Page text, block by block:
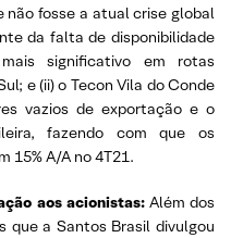
não fosse a atual crise global
da falta de disponibilidade
significativo em rotas
e (ii) o Tecon Vila do Conde
vazios de exportação e o
fazendo com que os
15% A/A no 4T21.
aos acionistas: Além dos
que a Santos Brasil divulgou